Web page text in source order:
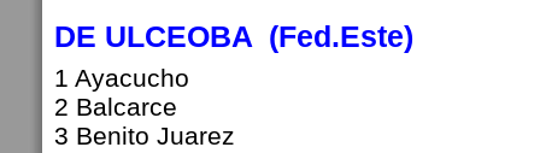
DE ULCEOBA (Fed.Este)
1 Ayacucho
2 Balcarce
3 Benito Juarez